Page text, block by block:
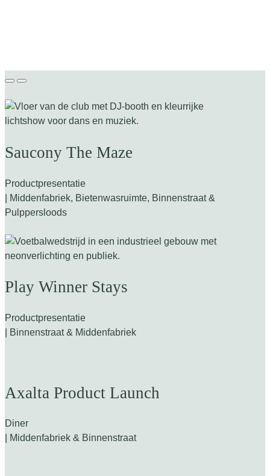
Saucony The Maze
Productpresentatie
| Middenfabriek, Bietenwasruimte, Binnenstraat &
Pulppersloods
Play Winner Stays
Productpresentatie
| Binnenstraat & Middenfabriek
Axalta Product Launch
Diner
| Middenfabriek & Binnenstraat